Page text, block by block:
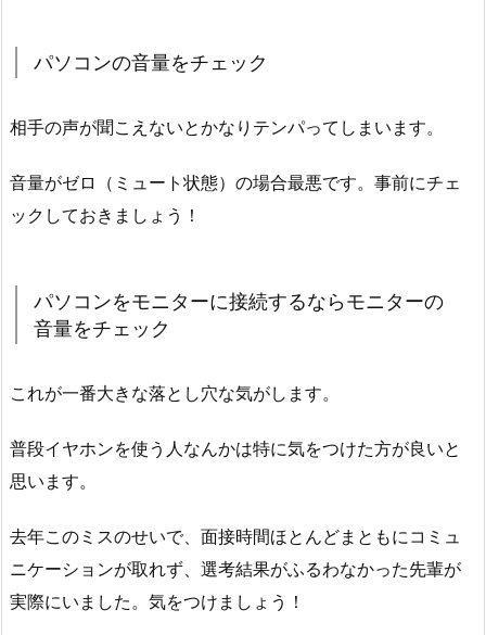
パソコンの音量をチェック
相手の声が聞こえないとかなりテンパってしまいます。
音量がゼロ（ミュート状態）の場合最悪です。事前にチェ
ックしておきましょう！
パソコンをモニターに接続するならモニターの
音量をチェック
これが一番大きな落とし穴な気がします。
普段イヤホンを使う人なんかは特に気をつけた方が良いと
思います。
去年このミスのせいで、面接時間ほとんどまともにコミュ
ニケーションが取れず、選考結果がふるわなかった先輩が
実際にいました。気をつけましょう！